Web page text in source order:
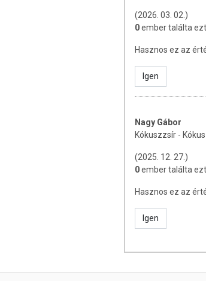
Kisgyermekektől
(2026. 03. 02.)
0ember találta
Hasznos ez az
Igen
Nagy Gábor
Kókuszzsír -
(2025. 12. 27.)
0ember találta
Hasznos ez az
Igen